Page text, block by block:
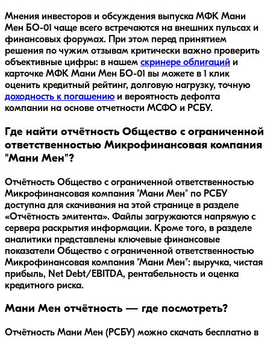
Мнения инвесторов и обсуждения выпуска МФК Мани
Мен БО-01 чаще всего встречаются на внешних пульсах и
финансовых форумах. При этом перед принятием
решения по чужим отзывам критически важно проверить
объективные цифры: в нашем скринере облигаций и
карточке МФК Мани Мен БО-01 вы можете в 1 клик
оценить кредитный рейтинг, долговую нагрузку, точную
доходность к погашению и вероятность дефолта
компании на основе отчетности МСФО и РСБУ.
Где найти отчётность Общество с ограниченной
ответственностью Микрофинансовая компания
"Мани Мен"?
Отчётность Общество с ограниченной ответственностью
Микрофинансовая компания "Мани Мен" по РСБУ
доступна для скачивания на этой странице в разделе
«Отчётность эмитента». Файлы загружаются напрямую с
сервера раскрытия информации. Кроме того, в разделе
аналитики представлены ключевые финансовые
показатели Общество с ограниченной ответственностью
Микрофинансовая компания "Мани Мен": выручка, чистая
прибыль, Net Debt/EBITDA, рентабельность и оценка
кредитного риска.
Мани Мен отчётность — где посмотреть?
Отчётность Мани Мен (РСБУ) можно скачать бесплатно в